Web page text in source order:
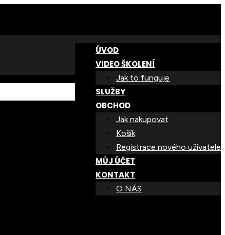
ÚVOD
VIDEO ŠKOLENÍ
Jak to funguje
SLUŽBY
OBCHOD
Jak nakupovat
Košík
Registrace nového uživatele
MŮJ ÚČET
KONTAKT
O NÁS